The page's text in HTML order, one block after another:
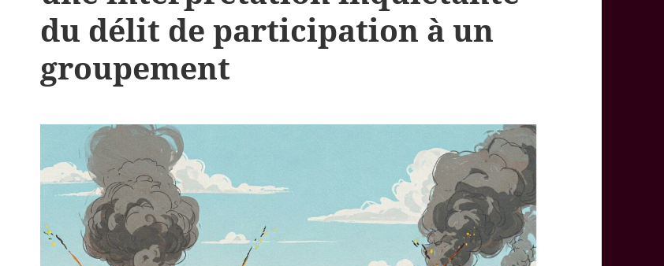
du délit de participation à un
groupement